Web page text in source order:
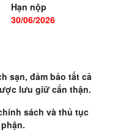
Hạn nộp
30/06/2026
sạn, đảm bảo tất cả
lưu giữ cẩn thận.
sách và thủ tục